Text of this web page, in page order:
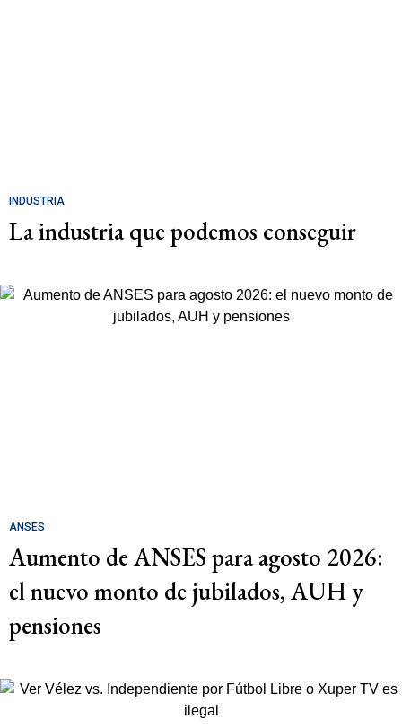
INDUSTRIA
La industria que podemos conseguir
ANSES
Aumento de ANSES para agosto 2026:
el nuevo monto de jubilados, AUH y
pensiones